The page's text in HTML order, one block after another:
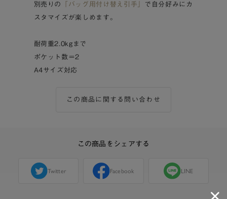
別売りの
「バッグ用付け替え引手」
で自分好みにカ
スタマイズが楽しめます。
耐荷重2.0kgまで
ポケット数＝2
A4サイズ対応
この商品に関する問い合わせ
この商品をシェアする
Twitter Facebook LINE